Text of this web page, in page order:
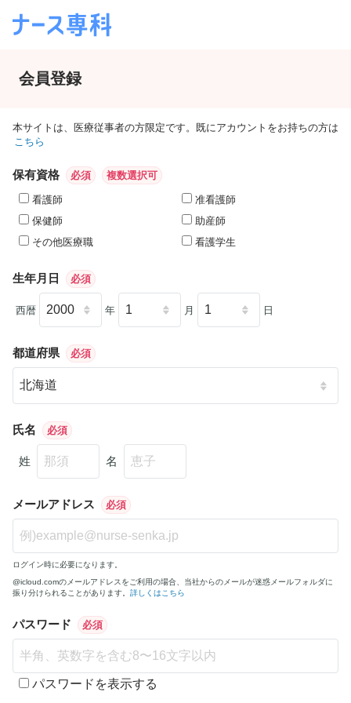
会員登録
本サイトは、医療従事者の方限定です。既にアカウントをお持ちの方は
こちら
保有資格 必須 複数選択可
看護師
准看護師
保健師
助産師
その他医療職
看護学生
生年月日 必須
西暦 年 月 日
都道府県 必須
氏名 必須
姓 名
メールアドレス 必須
ログイン時に必要になります。
@icloud.comのメールアドレスをご利用の場合、当社からのメールが迷惑メールフォルダに
振り分けられることがあります。 詳しくはこちら
パスワード 必須
パスワードを表示する